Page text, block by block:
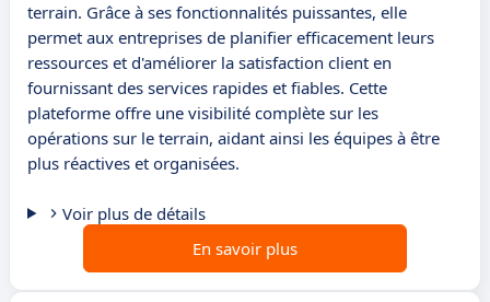
terrain. Grâce à ses fonctionnalités puissantes, elle
permet aux entreprises de planifier efficacement leurs
ressources et d'améliorer la satisfaction client en
fournissant des services rapides et fiables. Cette
plateforme offre une visibilité complète sur les
opérations sur le terrain, aidant ainsi les équipes à être
plus réactives et organisées.
Voir plus de détails
En savoir plus